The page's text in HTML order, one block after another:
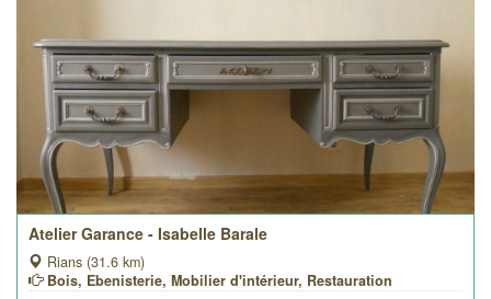
Atelier Garance - Isabelle Barale
Rians (31.6 km)
Bois, Ebenisterie, Mobilier d'intérieur, Restauration